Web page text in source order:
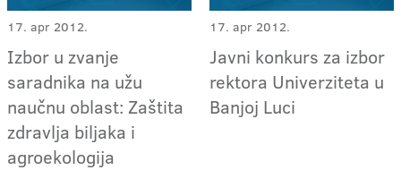
17. apr 2012.
Izbor u zvanje
saradnika na užu
naučnu oblast: Zaštita
zdravlja biljaka i
agroekologija
17. apr 2012.
Javni konkurs za izbor
rektora Univerziteta u
Banjoj Luci